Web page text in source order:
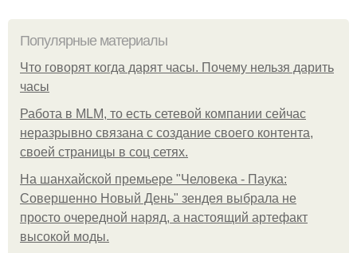
Популярные материалы
Что говорят когда дарят часы. Почему нельзя дарить
часы
Работа в MLM, то есть сетевой компании сейчас
неразрывно связана с создание своего контента,
своей страницы в соц сетях.
На шанхайской премьере "Человека - Паука:
Совершенно Новый День" зендея выбрала не
просто очередной наряд, а настоящий артефакт
высокой моды.